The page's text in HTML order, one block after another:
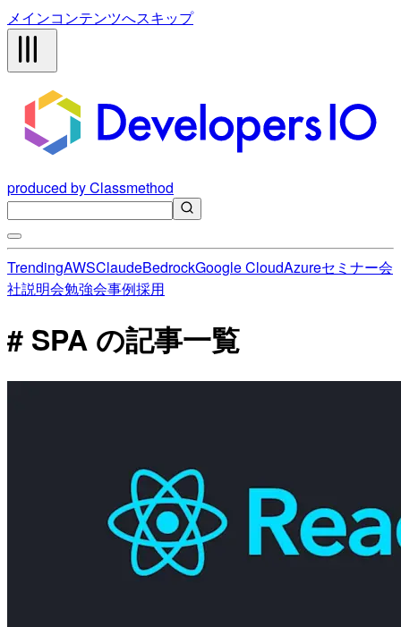
メインコンテンツへスキップ
produced by Classmethod
TrendingAWSClaudeBedrockGoogle CloudAzureセミナー会
社説明会勉強会事例採用
# SPA の記事一覧